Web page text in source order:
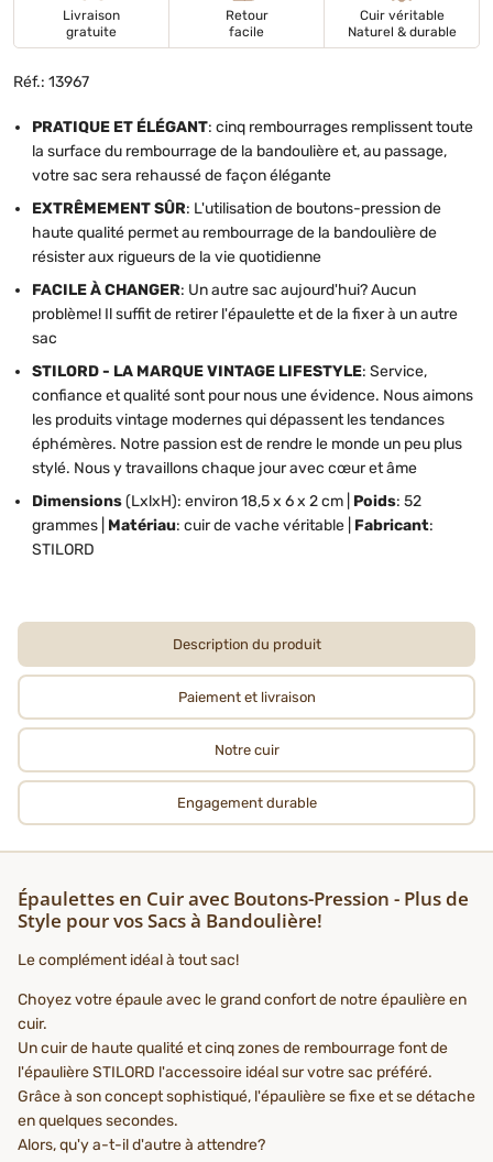
Livraison
gratuite
Retour
facile
Cuir véritable
Naturel & durable
Réf.: 13967
PRATIQUE ET ÉLÉGANT: cinq rembourrages remplissent toute
la surface du rembourrage de la bandoulière et, au passage,
votre sac sera rehaussé de façon élégante
EXTRÊMEMENT SÛR: L'utilisation de boutons-pression de
haute qualité permet au rembourrage de la bandoulière de
résister aux rigueurs de la vie quotidienne
FACILE À CHANGER: Un autre sac aujourd'hui? Aucun
problème! Il suffit de retirer l'épaulette et de la fixer à un autre
sac
STILORD - LA MARQUE VINTAGE LIFESTYLE: Service,
confiance et qualité sont pour nous une évidence. Nous aimons
les produits vintage modernes qui dépassent les tendances
éphémères. Notre passion est de rendre le monde un peu plus
stylé. Nous y travaillons chaque jour avec cœur et âme
Dimensions(LxlxH): environ 18,5 x 6 x 2 cm | Poids: 52
grammes | Matériau: cuir de vache véritable | Fabricant:
STILORD
Description du produit
Paiement et livraison
Notre cuir
Engagement durable
Épaulettes en Cuir avec Boutons-Pression - Plus de
Style pour vos Sacs à Bandoulière!
Le complément idéal à tout sac!
Choyez votre épaule avec le grand confort de notre épaulière en
cuir.
Un cuir de haute qualité et cinq zones de rembourrage font de
l'épaulière STILORD l'accessoire idéal sur votre sac préféré.
Grâce à son concept sophistiqué, l'épaulière se fixe et se détache
en quelques secondes.
Alors, qu'y a-t-il d'autre à attendre?